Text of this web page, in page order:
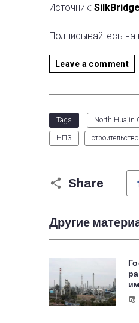
Источник:
Подписывайтесь на
Leave a comment
Tags North Huajin
НПЗ строительство
Share
Другие